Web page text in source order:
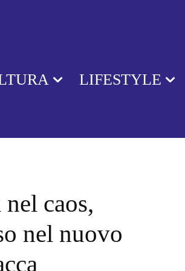
LIFESTYLE
caos,
nel nuovo